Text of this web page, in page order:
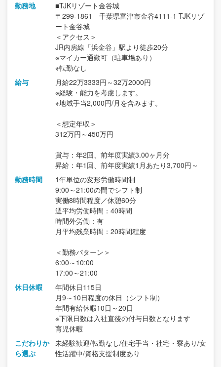
勤務地
■TJKリゾート金谷城
〒299-1861 千葉県富津市金谷4111-1 TJKリゾ
ート金谷城
＜アクセス＞
JR内房線「浜金谷」駅より徒歩20分
※マイカー通勤可（駐車場あり）
※転勤なし
給与
月給22万3333円～32万2000円
※経験・能力を考慮します。
※地域手当2,000円/月を含みます。
＜想定年収＞
312万円～450万円
賞与：年2回、前年度実績3.00ヶ月分
昇給：年1回、前年度実績1月あたり3,700円～
勤務時間
1年単位の変形労働時間制
9:00～21:00の間でシフト制
実働8時間程度／休憩60分
週平均労働時間：40時間
時間外労働：有
月平均残業時間：20時間程度
＜勤務パターン＞
6:00～10:00
17:00～21:00
休日休暇
年間休日115日
月9～10日程度の休日（シフト制）
年間有給休暇10日～20日
※下限日数は入社直後の付与日数となります
育児休暇
こだわりか
ら選ぶ
未経験歓迎/転勤なし/住宅手当・社宅・寮あり/女
性活躍中/資格支援制度あり